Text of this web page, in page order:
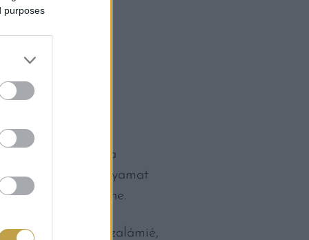
purposes
alapját
fehér borssal,
hatással van a
a lassú érlelési folyamat
eloszlású benne.
sok más száraz szalámié,